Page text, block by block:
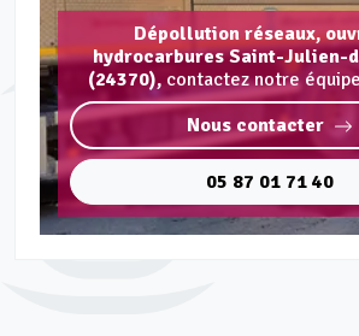
Dépollution réseaux,
hydrocarbures Saint-Julien-
(24370), contactez notre
Nous contacter
05 87 01 71 40